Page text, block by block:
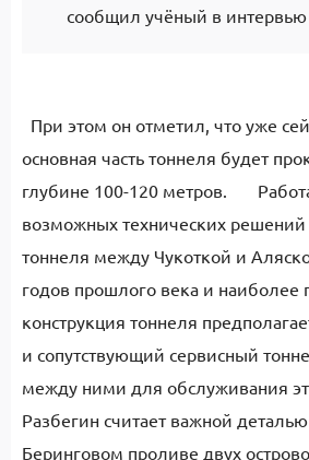
сообщил учёный в интервью
При этом он отметил, что уже
основная часть тоннеля будет
глубине 100-120 метров.
возможных технических решений
тоннеля между Чукоткой и
годов прошлого века и наиболее
конструкция тоннеля
и сопутствующий сервисный
между ними для обслуживания
Разбегин считает важной
Беринговом проливе двух